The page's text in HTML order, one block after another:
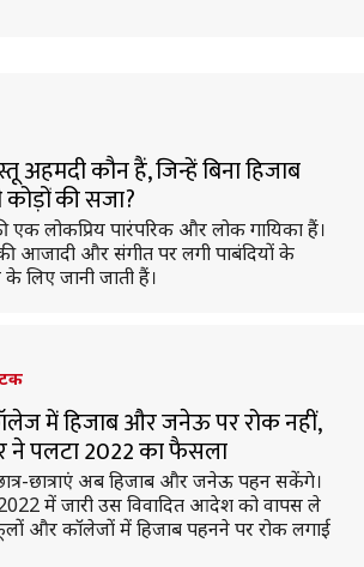
अहमदी कौन हैं, जिन्हें बिना हिजाब
कोड़ों की सजा?
एक लोकप्रिय पारंपरिक और लोक गायिका हैं।
आजादी और संगीत पर लगी पाबंदियों के
लिए जानी जाती हैं।
में हिजाब और जनेऊ पर रोक नहीं,
ने पलटा 2022 का फैसला
छात्राएं अब ह‍िजाब और जनेऊ पहन सकेंगे।
में जारी उस विवादित आदेश को वापस ले
और कॉलेजों में हिजाब पहनने पर रोक लगाई